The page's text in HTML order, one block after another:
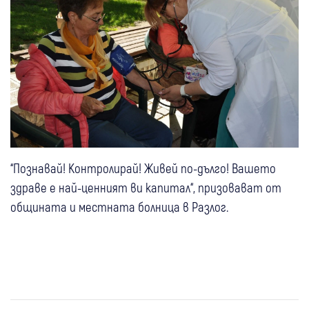
“Познавай! Контролирай! Живей по-дълго! Вашето
здраве е най-ценният ви капитал“, призовават от
общината и местната болница в Разлог.